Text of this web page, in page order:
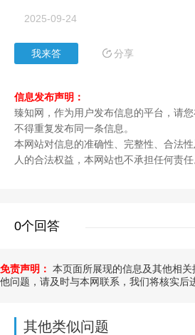
2025-09-24
我来答 分享
信息发布声明：
臻知网，作为用户发布信息的平台，请
不得重复发布同一条信息。
本网站对信息的准确性、完整性、合法
人的合法权益，本网站也不承担任何责任
0个回答
免责声明： 本页面所展现的信息及其他相
他问题，请及时与本网联系，我们将核实
其他类似问题